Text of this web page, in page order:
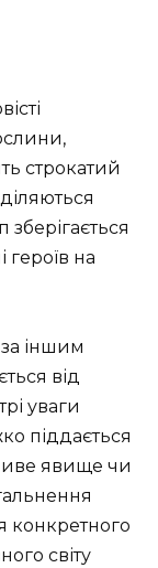
строкатий
героїв на
іншим
від
уваги
піддається
явище чи
конкретного
світу